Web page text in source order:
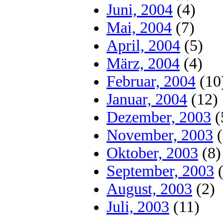
Juni, 2004 (4)
Mai, 2004 (7)
April, 2004 (5)
März, 2004 (4)
Februar, 2004
Januar, 2004 (12)
Dezember, 2003
November, 2003
Oktober, 2003 (8)
September, 2003
August, 2003 (2)
Juli, 2003 (11)